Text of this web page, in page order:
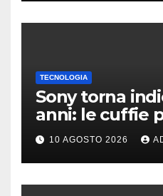
TECNOLOGIA
Sony torna
anni: le cuffie
potrebbero
10 AGOSTO 2026